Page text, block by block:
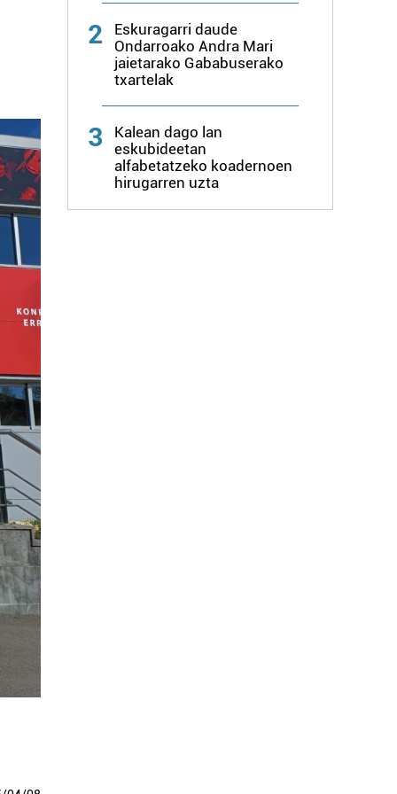
2
Eskuragarri daude
Ondarroako Andra Mari
jaietarako Gababuserako
txartelak
3
Kalean dago lan
eskubideetan
alfabetatzeko koadernoen
hirugarren uzta